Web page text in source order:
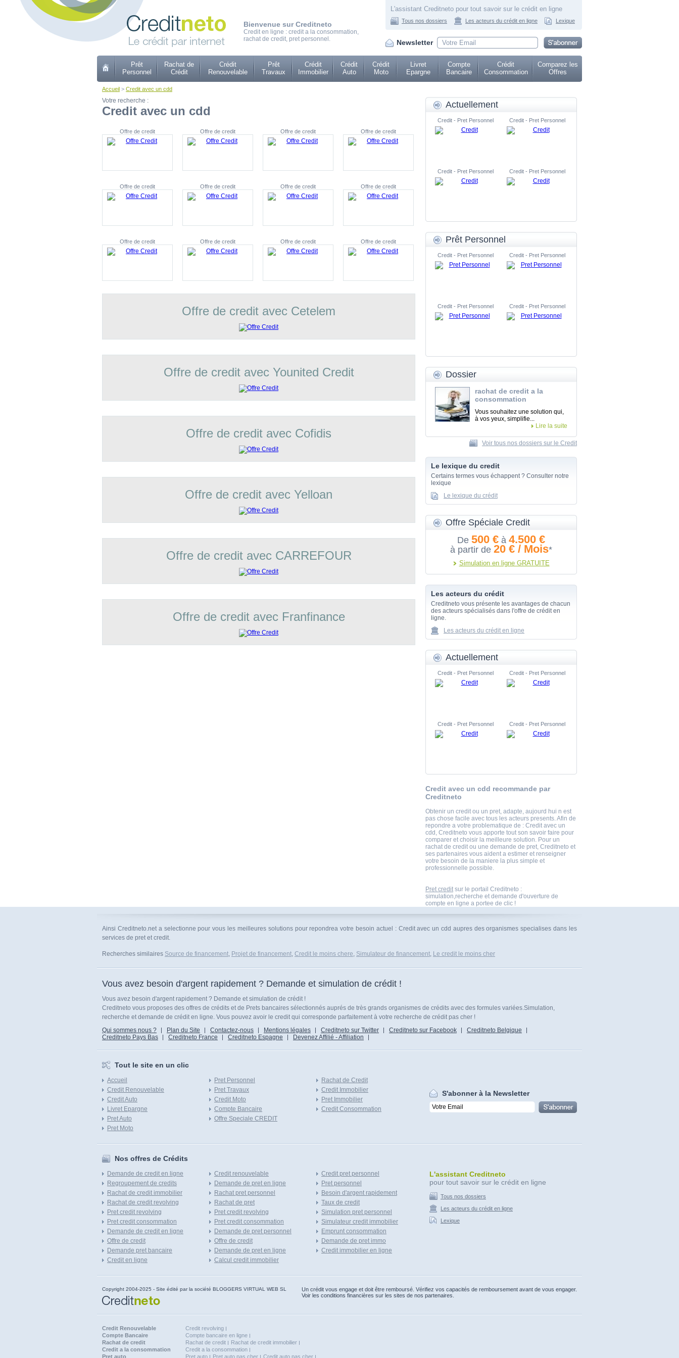
Bienvenue sur Creditneto
Credit en ligne : credit a la consommation,
rachat de credit, pret personnel.
L'assistant Creditneto pour tout savoir sur le crédit en ligne
Tous nos dossiers Les acteurs du crédit en ligne Lexique
Newsletter
Prêt
Personnel
Rachat de
Crédit
Crédit
Renouvelable
Prêt
Travaux
Crédit
Immobilier
Crédit
Auto
Crédit
Moto
Livret
Epargne
Compte
Bancaire
Crédit
Consommation
Comparez les
Offres
Accueil > Credit avec un cdd
Votre recherche :
Credit avec un cdd
Offre de credit Offre de credit Offre de credit Offre de credit
Offre de credit Offre de credit Offre de credit Offre de credit
Offre de credit Offre de credit Offre de credit Offre de credit
Offre de credit avec Cetelem
Offre de credit avec Younited Credit
Offre de credit avec Cofidis
Offre de credit avec Yelloan
Offre de credit avec CARREFOUR
Offre de credit avec Franfinance
Actuellement
Credit - Pret Personnel Credit - Pret Personnel
Credit - Pret Personnel Credit - Pret Personnel
Prêt Personnel
Credit - Pret Personnel Credit - Pret Personnel
Credit - Pret Personnel Credit - Pret Personnel
Dossier
rachat de credit a la
consommation
Vous souhaitez une solution qui,
à vos yeux, simplifie...
Lire la suite
Voir tous nos dossiers sur le Credit
Le lexique du credit
Certains termes vous échappent ? Consulter notre
lexique
Le lexique du crédit
Offre Spéciale Credit
De 500 € à 4.500 €
à partir de 20 € / Mois*
Simulation en ligne GRATUITE
Les acteurs du crédit
Creditneto vous présente les avantages de chacun
des acteurs spécialisés dans l'offre de crédit en
ligne.
Les acteurs du crédit en ligne
Actuellement
Credit - Pret Personnel Credit - Pret Personnel
Credit - Pret Personnel Credit - Pret Personnel
Credit avec un cdd recommande par
Creditneto
Obtenir un credit ou un pret, adapte, aujourd hui n est
pas chose facile avec tous les acteurs presents. Afin de
repondre a votre problematique de : Credit avec un
cdd, Creditneto vous apporte tout son savoir faire pour
comparer et choisir la meilleure solution. Pour un
rachat de credit ou une demande de pret, Creditneto et
ses partenaires vous aident a estimer et renseigner
votre besoin de la maniere la plus simple et
professionnelle possible.
Pret creditsur le portail Creditneto :
simulation,recherche et demande d'ouverture de
compte en ligne a portee de clic !
Ainsi Creditneto.net a selectionne pour vous les meilleures solutions pour repondrea votre besoin actuel : Credit avec un cdd aupres des organismes specialises dans les
services de pret et credit.
Recherches similaires Source de financement, Projet de financement, Credit le moins chere, Simulateur de financement, Le credit le moins cher
Vous avez besoin d'argent rapidement ? Demande et simulation de crédit !
Vous avez besoin d'argent rapidement ? Demande et simulation de crédit !
Creditneto vous proposes des offres de crédits et de Prets bancaires sélectionnés auprés de très grands organismes de crédits avec des formules variées.Simulation,
recherche et demande de crédit en ligne. Vous pouvez avoir le credit qui corresponde parfaitement à votre recherche de crédit pas cher !
Qui sommes nous ?
Plan du Site Contactez-nous Mentions légales Creditneto sur Twitter Creditneto sur Facebook
Creditneto Belgique
Creditneto Pays Bas
Creditneto France Creditneto Espagne Devenez Affilié - Affiliation
Tout le site en un clic
Accueil
Credit Renouvelable
Credit Auto
Livret Epargne
Pret Auto
Pret Moto
Pret Personnel
Pret Travaux
Credit Moto
Compte Bancaire
Offre Speciale CREDIT
Rachat de Credit
Credit Immobilier
Pret Immobilier
Credit Consommation
S'abonner à la Newsletter
Nos offres de Crédits
Demande de credit en ligne
Regroupement de credits
Rachat de credit immobilier
Rachat de credit revolving
Pret credit revolving
Pret credit consommation
Demande de credit en ligne
Offre de credit
Demande pret bancaire
Credit en ligne
Credit renouvelable
Demande de pret en ligne
Rachat pret personnel
Rachat de pret
Pret credit revolving
Pret credit consommation
Demande de pret personnel
Offre de credit
Demande de pret en ligne
Calcul credit immobilier
Credit pret personnel
Pret personnel
Besoin d'argent rapidement
Taux de credit
Simulation pret personnel
Simulateur credit immobilier
Emprunt consommation
Demande de pret immo
Credit immobilier en ligne
L'assistant Creditneto
pour tout savoir sur le crédit en ligne
Tous nos dossiers
Les acteurs du crédit en ligne
Lexique
Copyright 2004-2025 - Site édité par la société BLOGGERS VIRTUAL WEB SL
Un crédit vous engage et doit être remboursé. Vérifiez vos capacités de remboursement avant de vous engager.
Voir les conditions financières sur les sites de nos partenaires.
Credit Renouvelable
Credit revolving
Compte Bancaire
Compte bancaire en ligne
Rachat de credit
Rachat de credit
Rachat de credit immobilier
Credit a la consommation
Credit a la consommation
Pret auto
Pret auto Pret auto pas cher Credit auto pas cher